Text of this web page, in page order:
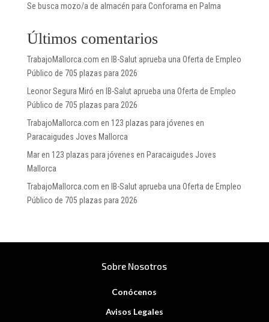
Se busca mozo/a de almacén para Conforama en Palma
Últimos comentarios
TrabajoMallorca.com en IB-Salut aprueba una Oferta de Empleo
Público de 705 plazas para 2026
Leonor Segura Miró en IB-Salut aprueba una Oferta de Empleo
Público de 705 plazas para 2026
TrabajoMallorca.com en 123 plazas para jóvenes en
Paracaigudes Joves Mallorca
Maren 123 plazas para jóvenes en Paracaigudes Joves
Mallorca
TrabajoMallorca.com en IB-Salut aprueba una Oferta de Empleo
Público de 705 plazas para 2026
Sobre Nosotros
Conócenos
Avisos Legales